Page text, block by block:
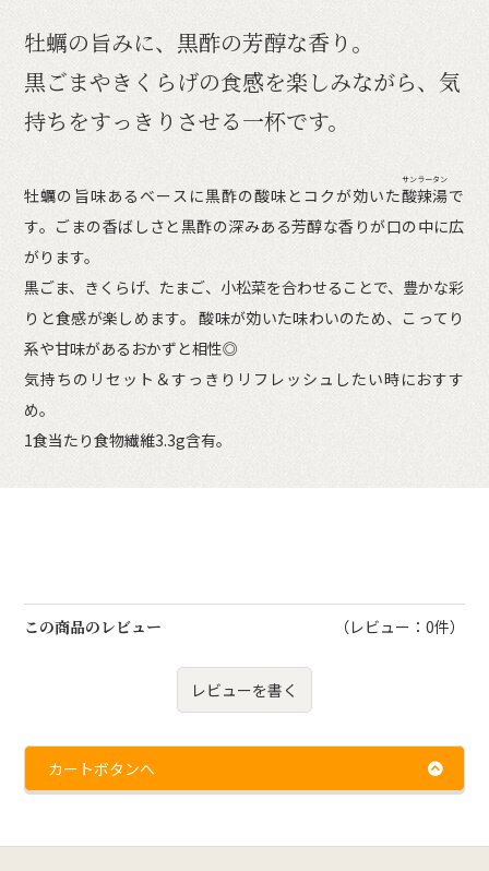
牡蠣の旨みに、黒酢の芳醇な香り。
黒ごまやきくらげの食感を楽しみながら、気
持ちをすっきりさせる一杯です。
牡蠣の旨味あるベースに黒酢の酸味とコクが効いた酸辣湯
サンラータン
で
す。ごまの香ばしさと黒酢の深みある芳醇な香りが口の中に広
がります。
黒ごま、きくらげ、たまご、小松菜を合わせることで、豊かな彩
りと食感が楽しめます。 酸味が効いた味わいのため、こってり
系や甘味があるおかずと相性◎
気持ちのリセット＆すっきりリフレッシュしたい時におすす
め。
1食当たり食物繊維3.3g含有。
この商品のレビュー （レビュー：0件）
レビューを書く
カートボタンへ